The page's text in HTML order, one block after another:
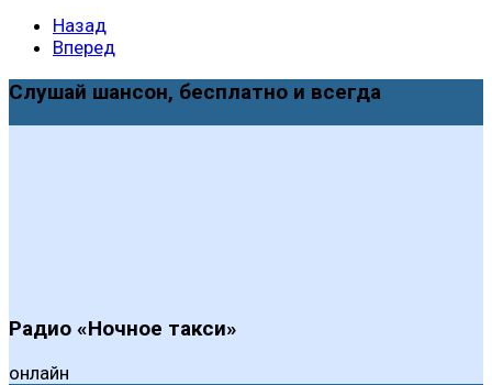
Назад
Вперед
Слушай шансон, бесплатно и всегда
Радио «Ночное такси»
онлайн